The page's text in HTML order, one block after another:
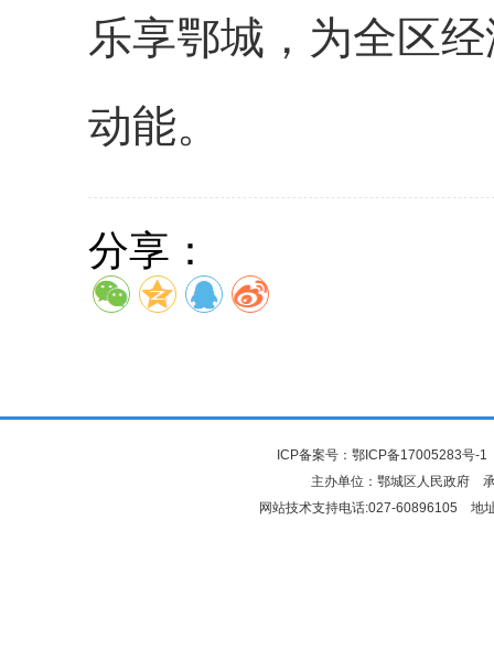
乐享鄂城，为全区
动能。
分享：
ICP备案号： 鄂ICP备17005283号-1
主办单位：鄂城区人民政府
网站技术支持电话:027-60896105 地